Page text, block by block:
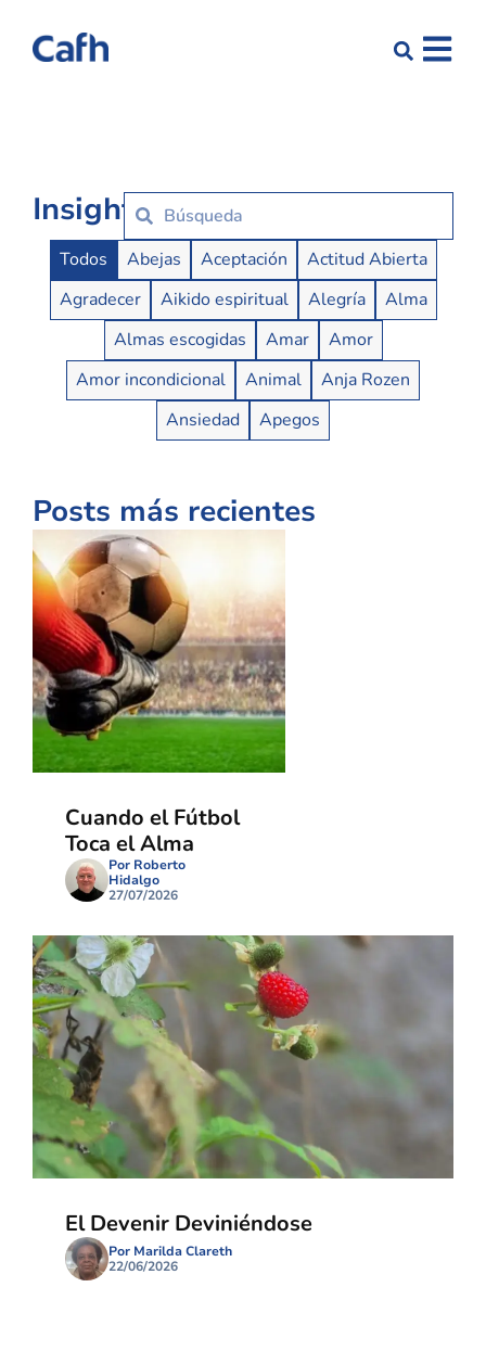
Insights
Insights Buttons
Todos Abejas Aceptación
Actitud Abierta
Agradecer
Aikido espiritual Alegría
Alma
Almas escogidas
Amar
Amor
Amor incondicional
Animal
Anja Rozen
Ansiedad
Apegos
Posts más recientes
Cuando el Fútbol
Toca el Alma
Por Roberto
Hidalgo
27/07/2026
El Devenir Deviniéndose
Por Marilda Clareth
22/06/2026